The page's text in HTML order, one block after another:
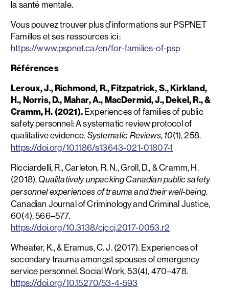
la santé mentale.
Vous pouvez trouver plus d’informations sur PSPNET
Familles et ses ressources ici :
https://www.pspnet.ca/en/for-families-of-psp
Références
Leroux, J., Richmond, R., Fitzpatrick, S., Kirkland,
H., Norris, D., Mahar, A., MacDermid, J., Dekel, R., &
Cramm, H. (2021).Experiences of families of public
safety personnel: A systematic review protocol of
qualitative evidence. Systematic Reviews, 10(1), 258.
https://doi.org/10.1186/s13643-021-01807-1
Ricciardelli, R., Carleton, R. N., Groll, D., & Cramm, H.
(2018).Qualitatively unpacking Canadian public safety
personnel experiences of trauma and their well-being.
Canadian Journal of Criminology and Criminal Justice,
60(4), 566–577.
https://doi.org/10.3138/cjccj.2017-0053.r2
Wheater, K., & Eramus, C. J. (2017). Experiences of
secondary trauma amongst spouses of emergency
service personnel. Social Work, 53(4), 470–478.
https://doi.org/10.15270/53-4-593